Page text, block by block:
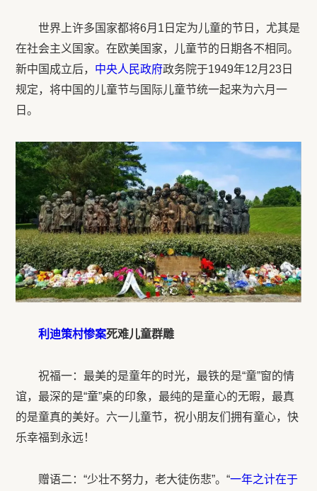
世界上许多国家都将6月1日定为儿童的节日，尤其是
在社会主义国家。在欧美国家，儿童节的日期各不相同。
新中国成立后， 中央人民政府政务院于1949年12月23日
规定，将中国的儿童节与国际儿童节统一起来为六月一
日。
利迪策村惨案死难儿童群雕
祝福一：最美的是童年的时光，最铁的是“童”窗的情
谊，最深的是“童”桌的印象，最纯的是童心的无暇，最真
的是童真的美好。六一儿童节，祝小朋友们拥有童心，快
乐幸福到永远！
赠语二：“少壮不努力，老大徒伤悲”。“一年之计在于